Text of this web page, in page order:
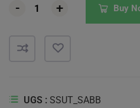
- +
- +
- + Buy
UGS : SSUT_SABB